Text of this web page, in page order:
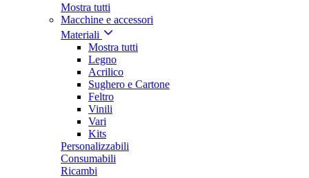
Mostra tutti
Macchine e accessori
Materiali
Mostra tutti
Legno
Acrilico
Sughero e Cartone
Feltro
Vinili
Vari
Kits
Personalizzabili
Consumabili
Ricambi